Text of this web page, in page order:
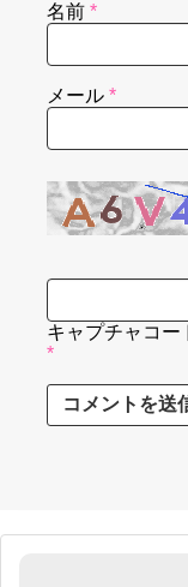
名前 *
メール *
キャプチャコー
*